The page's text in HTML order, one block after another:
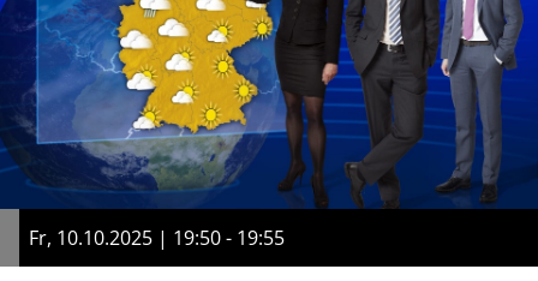
Fr, 10.10.2025 | 19:50 - 19:55